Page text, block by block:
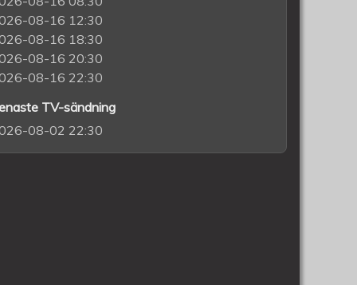
08-16 12:30
08-16 18:30
08-16 20:30
08-16 22:30
TV-sändning
08-02 22:30